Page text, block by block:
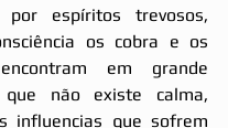
por espíritos trevosos,
os cobra e os
em grande
que não existe calma,
influencias que sofrem